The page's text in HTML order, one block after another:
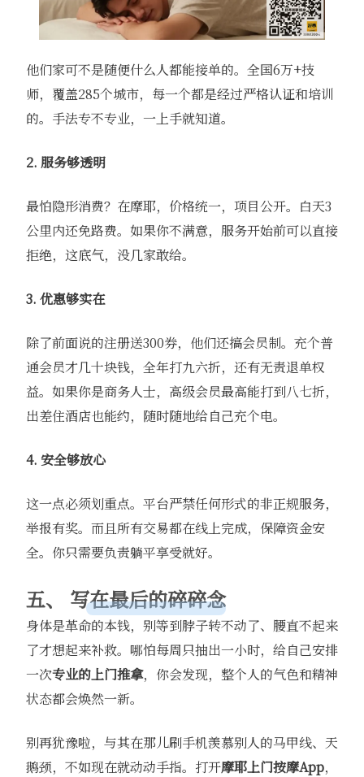
他们家可不是随便什么人都能接单的。全国6万+技
师，覆盖285个城市，每一个都是经过严格认证和培训
的。手法专不专业，一上手就知道。
2. 服务够透明
最怕隐形消费？在摩耶，价格统一，项目公开。白天3
公里内还免路费。如果你不满意，服务开始前可以直接
拒绝，这底气，没几家敢给。
3. 优惠够实在
除了前面说的注册送300券，他们还搞会员制。充个普
通会员才几十块钱，全年打九六折，还有无责退单权
益。如果你是商务人士，高级会员最高能打到八七折，
出差住酒店也能约，随时随地给自己充个电。
4. 安全够放心
这一点必须划重点。平台严禁任何形式的非正规服务，
举报有奖。而且所有交易都在线上完成，保障资金安
全。你只需要负责躺平享受就好。
五、 写在最后的碎碎念
身体是革命的本钱，别等到脖子转不动了、腰直不起来
了才想起来补救。哪怕每周只抽出一小时，给自己安排
一次专业的上门推拿，你会发现，整个人的气色和精神
状态都会焕然一新。
别再犹豫啦，与其在那儿刷手机羡慕别人的马甲线、天
鹅颈，不如现在就动动手指。打开摩耶上门按摩App，